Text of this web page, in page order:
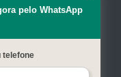
pelo WhatsApp
telefone